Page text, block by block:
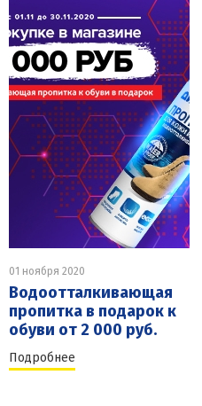
01 ноября 2020
Водоотталкивающая
пропитка в подарок к
обуви от 2 000 руб.
Подробнее